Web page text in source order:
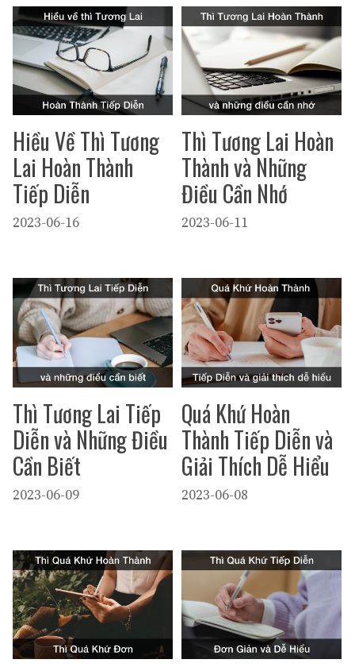
Hiều Về Thì Tương
Lai Hoàn Thành
Tiếp Diễn
2023-06-16
Thì Tương Lai Hoàn
Thành và Những
Điều Cần Nhớ
2023-06-11
Thì Tương Lai Tiếp
Diễn và Những Điều
Cần Biết
2023-06-09
Quá Khứ Hoàn
Thành Tiếp Diễn và
Giải Thích Dễ Hiểu
2023-06-08